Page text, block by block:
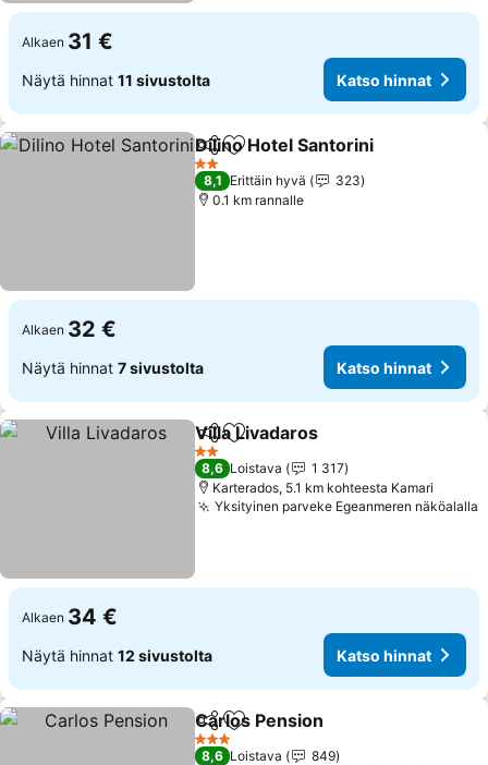
Alkaen 31 €
Näytä hinnat 11 sivustolta Katso hinnat
Jaa Lisää suosikkeihin
Dilino Hotel Santorini
2 Tähtiluokitus
8,1 Erittäin hyvä
323
0.1 km rannalle
Alkaen 32 €
Näytä hinnat 7 sivustolta Katso hinnat
Jaa Lisää suosikkeihin
Villa Livadaros
2 Tähtiluokitus
8,6 Loistava
1 317
Karterados, 5.1 km kohteesta Kamari
Yksityinen parveke Egeanmeren näköalalla
Alkaen 34 €
Näytä hinnat 12 sivustolta Katso hinnat
Jaa Lisää suosikkeihin
Carlos Pension
3 Tähtiluokitus
8,6 Loistava
849